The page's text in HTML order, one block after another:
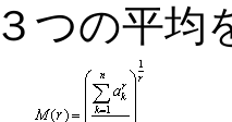
つの平均